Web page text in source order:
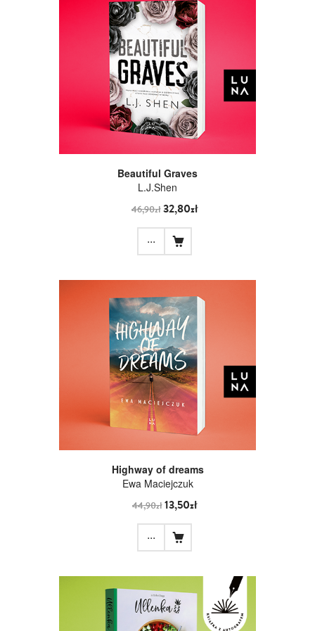
Beautiful Graves
L.J.Shen
46,90zł32,80zł
...
Highway of dreams
Ewa Maciejczuk
44,90zł13,50zł
...